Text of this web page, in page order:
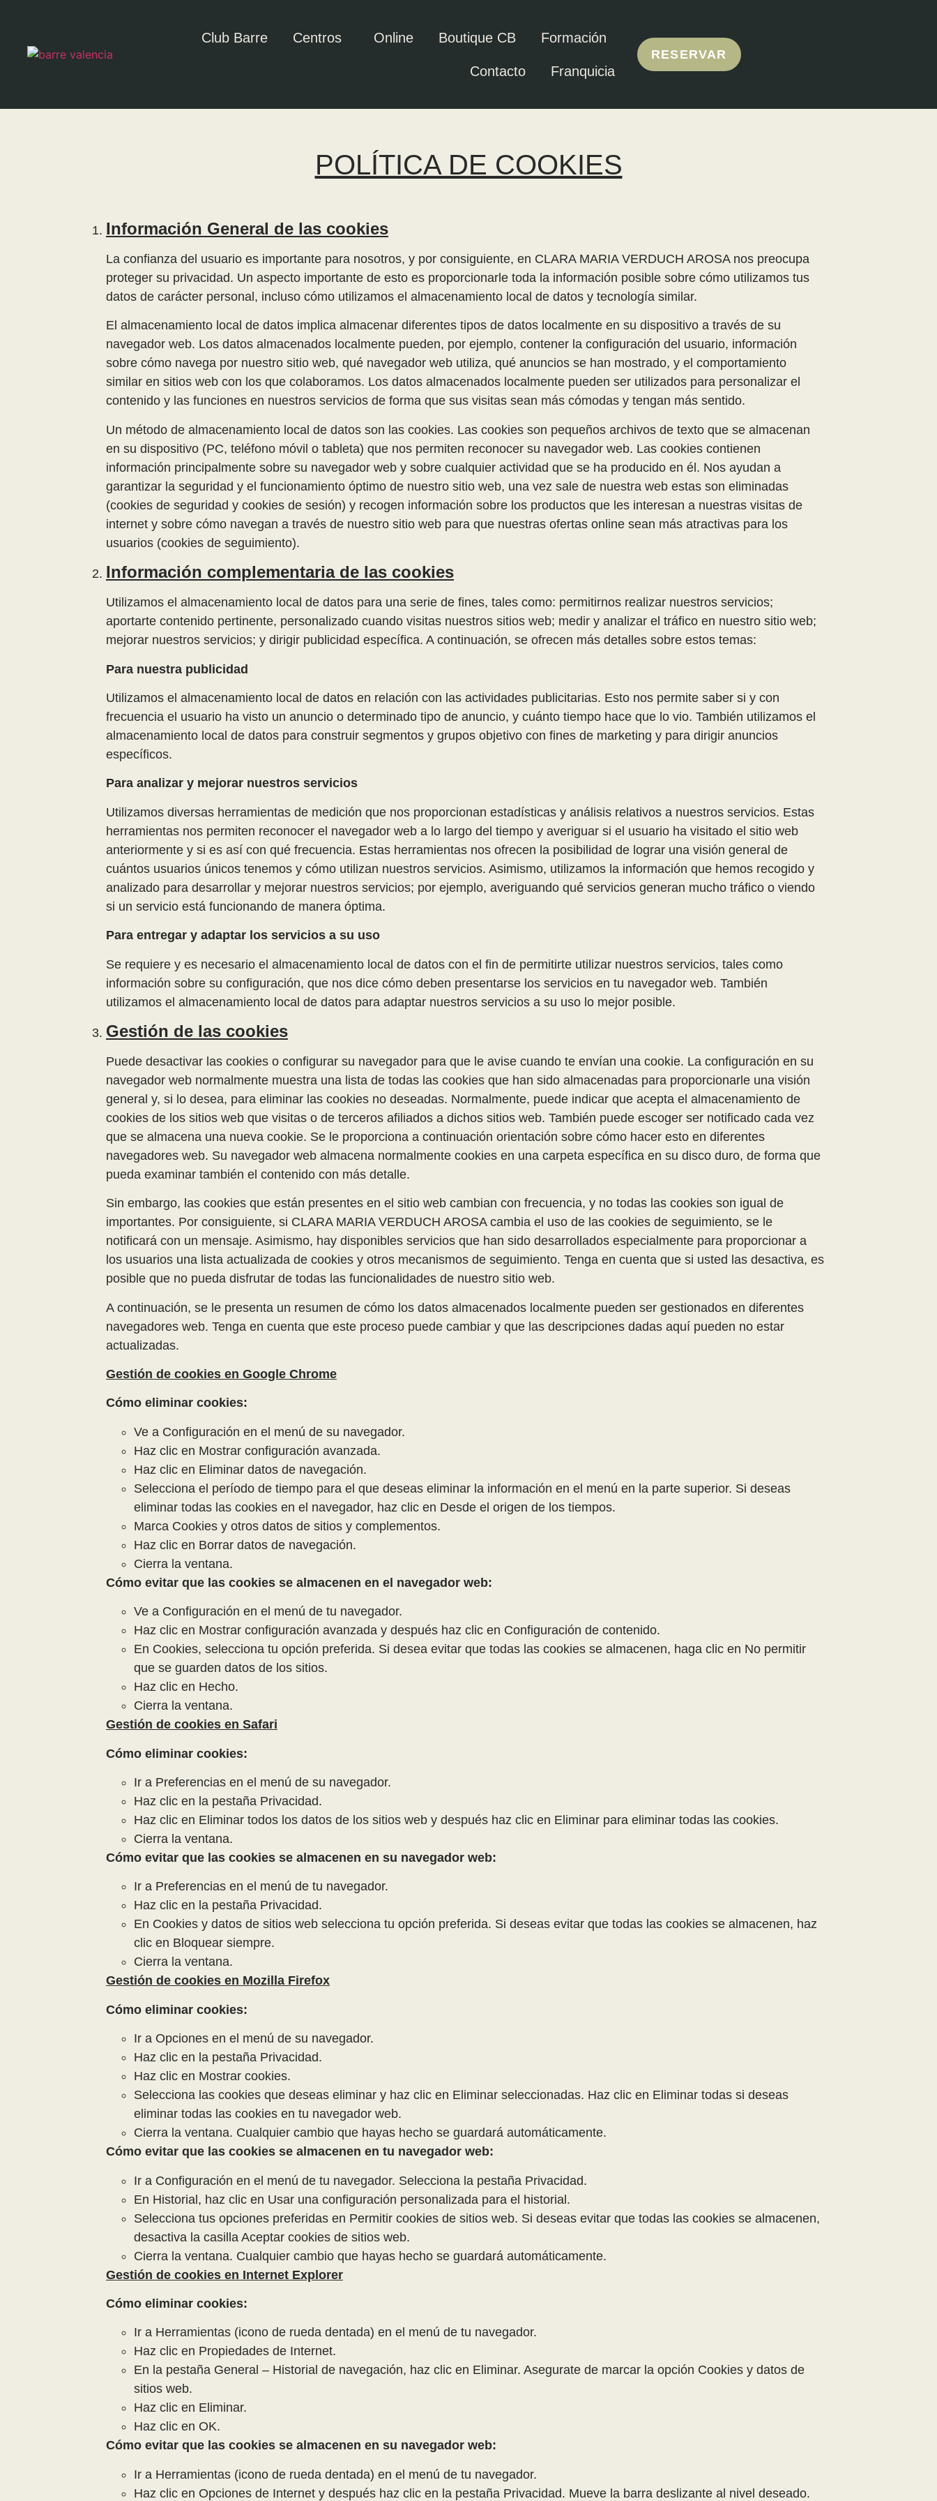
Club Barre Centros Online Boutique CB Formación
Contacto Franquicia
RESERVAR
POLÍTICA DE COOKIES
Información General de las cookies
La confianza del usuario es importante para nosotros, y por consiguiente, en CLARA MARIA VERDUCH AROSA nos preocupa
proteger su privacidad. Un aspecto importante de esto es proporcionarle toda la información posible sobre cómo utilizamos tus
datos de carácter personal, incluso cómo utilizamos el almacenamiento local de datos y tecnología similar.
El almacenamiento local de datos implica almacenar diferentes tipos de datos localmente en su dispositivo a través de su
navegador web. Los datos almacenados localmente pueden, por ejemplo, contener la configuración del usuario, información
sobre cómo navega por nuestro sitio web, qué navegador web utiliza, qué anuncios se han mostrado, y el comportamiento
similar en sitios web con los que colaboramos. Los datos almacenados localmente pueden ser utilizados para personalizar el
contenido y las funciones en nuestros servicios de forma que sus visitas sean más cómodas y tengan más sentido.
Un método de almacenamiento local de datos son las cookies. Las cookies son pequeños archivos de texto que se almacenan
en su dispositivo (PC, teléfono móvil o tableta) que nos permiten reconocer su navegador web. Las cookies contienen
información principalmente sobre su navegador web y sobre cualquier actividad que se ha producido en él. Nos ayudan a
garantizar la seguridad y el funcionamiento óptimo de nuestro sitio web, una vez sale de nuestra web estas son eliminadas
(cookies de seguridad y cookies de sesión) y recogen información sobre los productos que les interesan a nuestras visitas de
internet y sobre cómo navegan a través de nuestro sitio web para que nuestras ofertas online sean más atractivas para los
usuarios (cookies de seguimiento).
Información complementaria de las cookies
Utilizamos el almacenamiento local de datos para una serie de fines, tales como: permitirnos realizar nuestros servicios;
aportarte contenido pertinente, personalizado cuando visitas nuestros sitios web; medir y analizar el tráfico en nuestro sitio web;
mejorar nuestros servicios; y dirigir publicidad específica. A continuación, se ofrecen más detalles sobre estos temas:
Para nuestra publicidad
Utilizamos el almacenamiento local de datos en relación con las actividades publicitarias. Esto nos permite saber si y con
frecuencia el usuario ha visto un anuncio o determinado tipo de anuncio, y cuánto tiempo hace que lo vio. También utilizamos el
almacenamiento local de datos para construir segmentos y grupos objetivo con fines de marketing y para dirigir anuncios
específicos.
Para analizar y mejorar nuestros servicios
Utilizamos diversas herramientas de medición que nos proporcionan estadísticas y análisis relativos a nuestros servicios. Estas
herramientas nos permiten reconocer el navegador web a lo largo del tiempo y averiguar si el usuario ha visitado el sitio web
anteriormente y si es así con qué frecuencia. Estas herramientas nos ofrecen la posibilidad de lograr una visión general de
cuántos usuarios únicos tenemos y cómo utilizan nuestros servicios. Asimismo, utilizamos la información que hemos recogido y
analizado para desarrollar y mejorar nuestros servicios; por ejemplo, averiguando qué servicios generan mucho tráfico o viendo
si un servicio está funcionando de manera óptima.
Para entregar y adaptar los servicios a su uso
Se requiere y es necesario el almacenamiento local de datos con el fin de permitirte utilizar nuestros servicios, tales como
información sobre su configuración, que nos dice cómo deben presentarse los servicios en tu navegador web. También
utilizamos el almacenamiento local de datos para adaptar nuestros servicios a su uso lo mejor posible.
Gestión de las cookies
Puede desactivar las cookies o configurar su navegador para que le avise cuando te envían una cookie. La configuración en su
navegador web normalmente muestra una lista de todas las cookies que han sido almacenadas para proporcionarle una visión
general y, si lo desea, para eliminar las cookies no deseadas. Normalmente, puede indicar que acepta el almacenamiento de
cookies de los sitios web que visitas o de terceros afiliados a dichos sitios web. También puede escoger ser notificado cada vez
que se almacena una nueva cookie. Se le proporciona a continuación orientación sobre cómo hacer esto en diferentes
navegadores web. Su navegador web almacena normalmente cookies en una carpeta específica en su disco duro, de forma que
pueda examinar también el contenido con más detalle.
Sin embargo, las cookies que están presentes en el sitio web cambian con frecuencia, y no todas las cookies son igual de
importantes. Por consiguiente, si CLARA MARIA VERDUCH AROSA cambia el uso de las cookies de seguimiento, se le
notificará con un mensaje. Asimismo, hay disponibles servicios que han sido desarrollados especialmente para proporcionar a
los usuarios una lista actualizada de cookies y otros mecanismos de seguimiento. Tenga en cuenta que si usted las desactiva, es
posible que no pueda disfrutar de todas las funcionalidades de nuestro sitio web.
A continuación, se le presenta un resumen de cómo los datos almacenados localmente pueden ser gestionados en diferentes
navegadores web. Tenga en cuenta que este proceso puede cambiar y que las descripciones dadas aquí pueden no estar
actualizadas.
Gestión de cookies en Google Chrome
Cómo eliminar cookies:
Ve a Configuración en el menú de su navegador.
Haz clic en Mostrar configuración avanzada.
Haz clic en Eliminar datos de navegación.
Selecciona el período de tiempo para el que deseas eliminar la información en el menú en la parte superior. Si deseas
eliminar todas las cookies en el navegador, haz clic en Desde el origen de los tiempos.
Marca Cookies y otros datos de sitios y complementos.
Haz clic en Borrar datos de navegación.
Cierra la ventana.
Cómo evitar que las cookies se almacenen en el navegador web:
Ve a Configuración en el menú de tu navegador.
Haz clic en Mostrar configuración avanzada y después haz clic en Configuración de contenido.
En Cookies, selecciona tu opción preferida. Si desea evitar que todas las cookies se almacenen, haga clic en No permitir
que se guarden datos de los sitios.
Haz clic en Hecho.
Cierra la ventana.
Gestión de cookies en Safari
Cómo eliminar cookies:
Ir a Preferencias en el menú de su navegador.
Haz clic en la pestaña Privacidad.
Haz clic en Eliminar todos los datos de los sitios web y después haz clic en Eliminar para eliminar todas las cookies.
Cierra la ventana.
Cómo evitar que las cookies se almacenen en su navegador web:
Ir a Preferencias en el menú de tu navegador.
Haz clic en la pestaña Privacidad.
En Cookies y datos de sitios web selecciona tu opción preferida. Si deseas evitar que todas las cookies se almacenen, haz
clic en Bloquear siempre.
Cierra la ventana.
Gestión de cookies en Mozilla Firefox
Cómo eliminar cookies:
Ir a Opciones en el menú de su navegador.
Haz clic en la pestaña Privacidad.
Haz clic en Mostrar cookies.
Selecciona las cookies que deseas eliminar y haz clic en Eliminar seleccionadas. Haz clic en Eliminar todas si deseas
eliminar todas las cookies en tu navegador web.
Cierra la ventana. Cualquier cambio que hayas hecho se guardará automáticamente.
Cómo evitar que las cookies se almacenen en tu navegador web:
Ir a Configuración en el menú de tu navegador. Selecciona la pestaña Privacidad.
En Historial, haz clic en Usar una configuración personalizada para el historial.
Selecciona tus opciones preferidas en Permitir cookies de sitios web. Si deseas evitar que todas las cookies se almacenen,
desactiva la casilla Aceptar cookies de sitios web.
Cierra la ventana. Cualquier cambio que hayas hecho se guardará automáticamente.
Gestión de cookies en Internet Explorer
Cómo eliminar cookies:
Ir a Herramientas (icono de rueda dentada) en el menú de tu navegador.
Haz clic en Propiedades de Internet.
En la pestaña General – Historial de navegación, haz clic en Eliminar. Asegurate de marcar la opción Cookies y datos de
sitios web.
Haz clic en Eliminar.
Haz clic en OK.
Cómo evitar que las cookies se almacenen en su navegador web:
Ir a Herramientas (icono de rueda dentada) en el menú de tu navegador.
Haz clic en Opciones de Internet y después haz clic en la pestaña Privacidad. Mueve la barra deslizante al nivel deseado.